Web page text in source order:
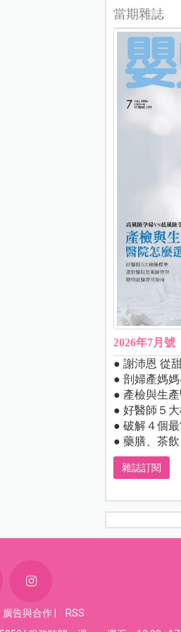
當期雜誌
2026年7月號
● 謝沛恩 從
● 剖婦產媽
● 產檢與生
● 好醫師５
● 破解４個
● 藥膳、茶
雜誌訂閱
廣告與合作
RSS